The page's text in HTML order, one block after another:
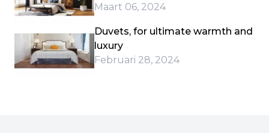
Maart 06, 2024
Duvets, for ultimate warmth and
luxury
Februari 28, 2024